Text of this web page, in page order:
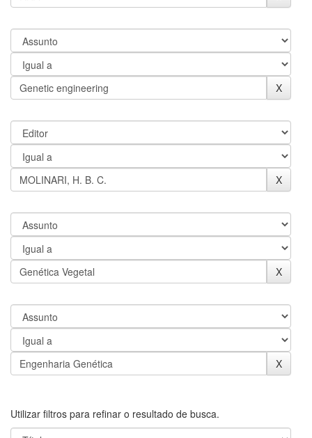
Utilizar filtros para refinar o resultado de busca.